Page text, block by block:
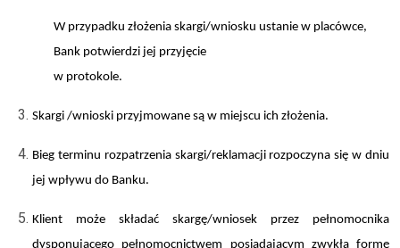
W przypadku złożenia skargi/wniosku ustanie w placówce,
Bank potwierdzi jej przyjęcie
w protokole.
Skargi /wnioski przyjmowane są w miejscu ich złożenia.
Bieg terminu rozpatrzenia skargi/reklamacji rozpoczyna się w dniu
jej wpływu do Banku.
Klient może składać skargę/wniosek przez pełnomocnika
dysponującego pełnomocnictwem posiadającym zwykłą formę